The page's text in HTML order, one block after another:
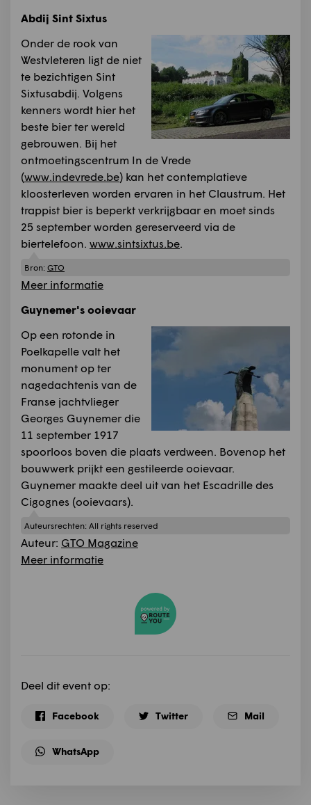
Abdij Sint Sixtus
Onder de rook van
Westvleteren ligt de niet
te bezichtigen Sint
Sixtusabdij. Volgens
kenners wordt hier het
beste bier ter wereld
gebrouwen. Bij het
ontmoetingscentrum In de Vrede
(www.indevrede.be) kan het contemplatieve
kloosterleven worden ervaren in het Claustrum. Het
trappist bier is beperkt verkrijgbaar en moet sinds
25 september worden gereserveerd via de
biertelefoon. www.sintsixtus.be.
Bron: GTO
Meer informatie
Guynemer's ooievaar
Op een rotonde in
Poelkapelle valt het
monument op ter
nagedachtenis van de
Franse jachtvlieger
Georges Guynemer die
11 september 1917
spoorloos boven die plaats verdween. Bovenop het
bouwwerk prijkt een gestileerde ooievaar.
Guynemer maakte deel uit van het Escadrille des
Cigognes (ooievaars).
Auteursrechten: All rights reserved
Auteur: GTO Magazine
Meer informatie
Deel dit event op:
Facebook Twitter Mail
WhatsApp